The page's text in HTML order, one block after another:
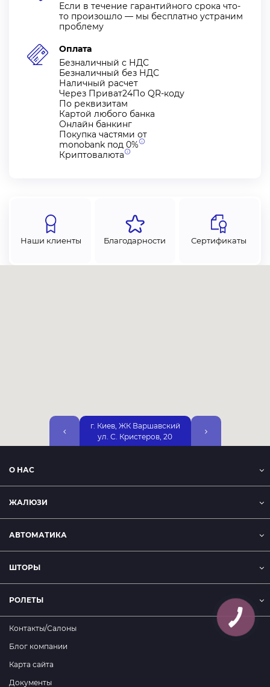
Если в течение гарантийного срока что-
то произошло — мы бесплатно устраним
проблему
Оплата
Безналичный с НДС
Безналичный без НДС
Наличный расчет
Через Приват24По QR-коду
По реквизитам
Картой любого банка
Онлайн банкинг
Покупка частями от
monobank под 0%
Криптовалюта
Наши клиенты Благодарности Сертификаты
г. Киев, ЖК Варшавский
ул. С. Кристеров, 20
Набережная, 25А,
О НАС
ЖАЛЮЗИ
АВТОМАТИКА
ШТОРЫ
РОЛЕТЫ
Контакты/Салоны
Блог компании
Карта сайта
Документы